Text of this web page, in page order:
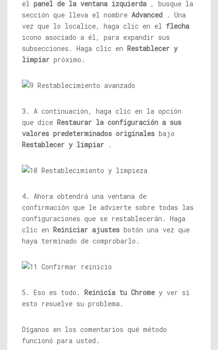
el panel de la ventana izquierda , busque la
sección que lleva el nombre Advanced . Una
vez que lo localice, haga clic en el flecha
icono asociado a él, para expandir sus
subsecciones. Haga clic en Restablecer y
limpiar próximo.
3. A continuación, haga clic en la opción
que dice Restaurar la configuración a sus
valores predeterminados originales bajo
Restablecer y limpiar .
4. Ahora obtendrá una ventana de
confirmación que le advierte sobre todas las
configuraciones que se restablecerán. Haga
clic en Reiniciar ajustes botón una vez que
haya terminado de comprobarlo.
5. Eso es todo. Reinicia tu Chrome y ver si
esto resuelve su problema.
Díganos en los comentarios qué método
funcionó para usted.